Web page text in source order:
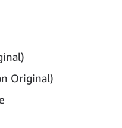
Original)